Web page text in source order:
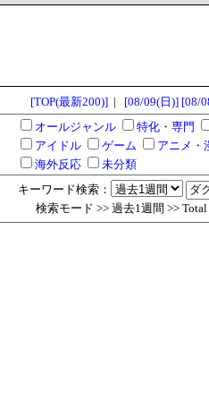
[TOP(最新200)]| [08/09(日)] [08/
オールジャンル
特化・専門
アイドル
ゲーム アニメ・
海外反応
未分類
キーワード検索：
検索モード >> 過去1週間 >>